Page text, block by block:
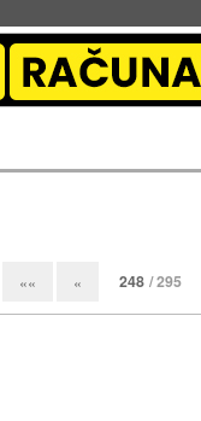
«« « 248 / 295